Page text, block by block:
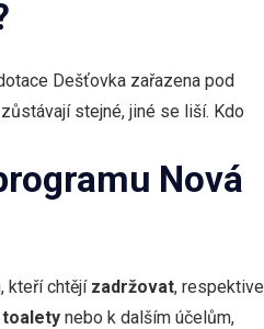
Dešťovka zařazena pod
stejné, jiné se liší. Kdo
Nová
, kteří chtějí zadržovat, respektive
toalety nebo k dalším účelům,